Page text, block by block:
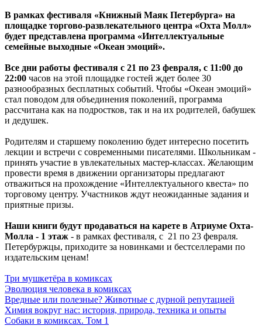
В рамках фестиваля «Книжный Маяк Петербурга» на
площадке торгово-развлекательного центра «Охта Молл»
будет представлена программа «Интеллектуальные
семейные выходные «Океан эмоций».
Все дни работы фестиваля с 21 по 23 февраля, с 11:00 до
22:00 часов на этой площадке гостей ждет более 30
разнообразных бесплатных событий. Чтобы «Океан эмоций»
стал поводом для объединения поколений, программа
рассчитана как на подростков, так и на их родителей, бабушек
и дедушек.
Родителям и старшему поколению будет интересно посетить
лекции и встречи с современными писателями. Школьникам -
принять участие в увлекательных мастер-классах. Желающим
провести время в движении организаторы предлагают
отважиться на прохождение «Интеллектуального квеста» по
торговому центру. Участников ждут неожиданные задания и
приятные призы.
Наши книги будут продаваться на карете в Атриуме Охта-
Молла - 1 этаж - в рамках фестиваля, с 21 по 23 февраля.
Петербуржцы, приходите за новинками и бестселлерами по
издательским ценам!
Три мушкетёра в комиксах
Эволюция человека в комиксах
Вредные или полезные? Животные с дурной репутацией
Химия вокруг нас: история, природа, техника и опыты
Собаки в комиксах. Том 1